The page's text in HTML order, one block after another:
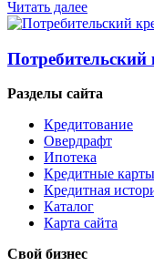
Читать далее
Потребительский
Разделы сайта
Кредитование
Овердрафт
Ипотека
Кредитные карты
Кредитная
Каталог
Карта сайта
Свой бизнес